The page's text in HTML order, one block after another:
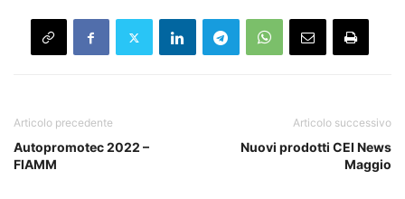
Articolo precedente
Autopromotec 2022 –
FIAMM
Articolo successivo
Nuovi prodotti CEI News
Maggio